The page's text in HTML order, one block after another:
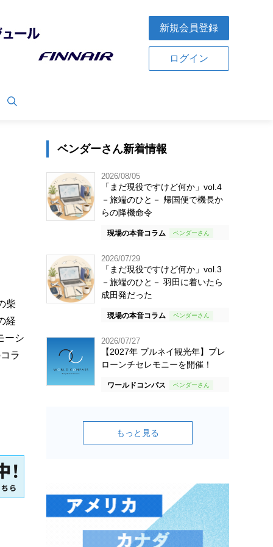
新規会員登録
ログイン
柴
経
ーシ
ラ
ベンダーさん新着情報
2026/08/05
「まだ現役ですけど何か」vol.4
－旅端のひと－ 帰国便で機長か
らの降機命令
現場の本音コラム
2026/07/29
「まだ現役ですけど何か」vol.3
－旅端のひと－ 羽田に着いたら
成田発だった
現場の本音コラム
2026/07/27
【2027年 ブルネイ観光年】プレ
ローンチセレモニーを開催！
ワールドコンパス
もっと見る